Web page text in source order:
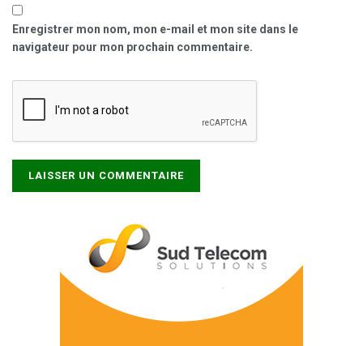
Enregistrer mon nom, mon e-mail et mon site dans le
navigateur pour mon prochain commentaire.